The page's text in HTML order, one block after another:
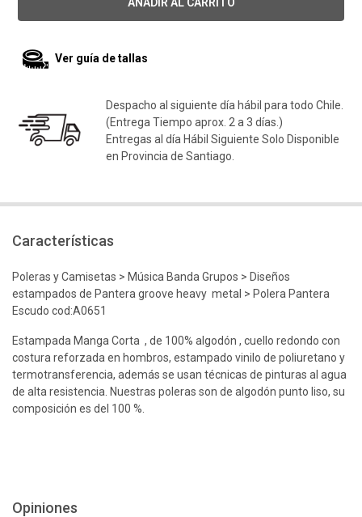
Ver guía de tallas
Despacho al siguiente día hábil para todo Chile.
(Entrega Tiempo aprox. 2 a 3 días.)
Entregas al día Hábil Siguiente Solo Disponible
en Provincia de Santiago.
Características
Poleras y Camisetas > Música Banda Grupos > Diseños
estampados de Pantera groove heavy metal > Polera Pantera
Escudo cod:A0651
Estampada Manga Corta , de 100% algodón , cuello redondo con
costura reforzada en hombros, estampado vinilo de poliuretano y
termotransferencia, además se usan técnicas de pinturas al agua
de alta resistencia. Nuestras poleras son de algodón punto liso, su
composición es del 100 %.
Opiniones